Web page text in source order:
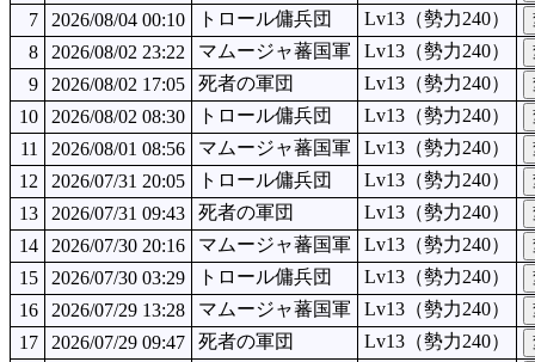
7
2026/08/04 00:10 トロール傭兵団
Lv13（勢力240）
8
2026/08/02 23:22 マムージャ蕃国軍
Lv13（勢力240）
9
2026/08/02 17:05 死者の軍団
Lv13（勢力240）
10
2026/08/02 08:30 トロール傭兵団
Lv13（勢力240）
11
2026/08/01 08:56 マムージャ蕃国軍
Lv13（勢力240）
12
2026/07/31 20:05 トロール傭兵団
Lv13（勢力240）
13
2026/07/31 09:43 死者の軍団
Lv13（勢力240）
14
2026/07/30 20:16 マムージャ蕃国軍
Lv13（勢力240）
15
2026/07/30 03:29 トロール傭兵団
Lv13（勢力240）
16
2026/07/29 13:28 マムージャ蕃国軍
Lv13（勢力240）
17
2026/07/29 09:47 死者の軍団
Lv13（勢力240）